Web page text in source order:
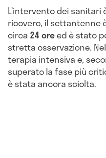
L’intervento dei sanitari
ricovero, il settantenne
circa 24 oreed è stato
stretta osservazione.
terapia intensiva e,
superato la fase più
è stata ancora sciolta.